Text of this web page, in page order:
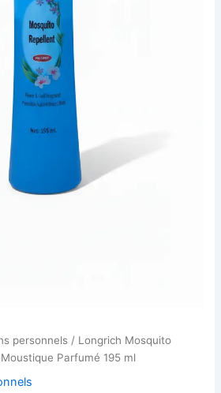
personnels / Longrich Mosquito
Parfumé 195 ml